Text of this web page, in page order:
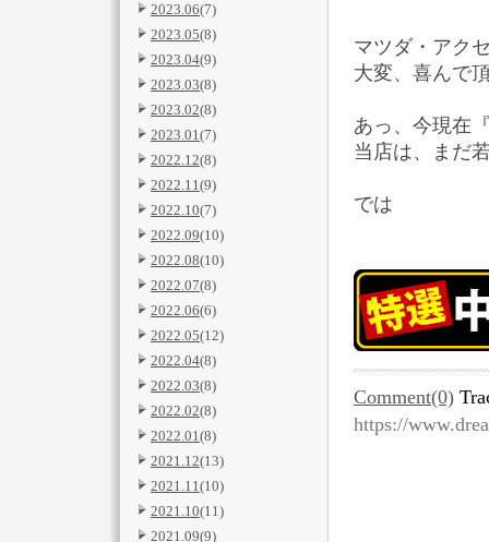
2023.06(7)
2023.05(8)
2023.04(9)
2023.03(8)
2023.02(8)
2023.01(7)
2022.12(8)
2022.11(9)
2022.10(7)
2022.09(10)
2022.08(10)
2022.07(8)
2022.06(6)
2022.05(12)
2022.04(8)
2022.03(8)
2022.02(8)
2022.01(8)
2021.12(13)
2021.11(10)
2021.10(11)
2021.09(9)
マツダ・アク
大変、喜んで
あっ、今現在
当店は、まだ
では
Comment(0)
https://